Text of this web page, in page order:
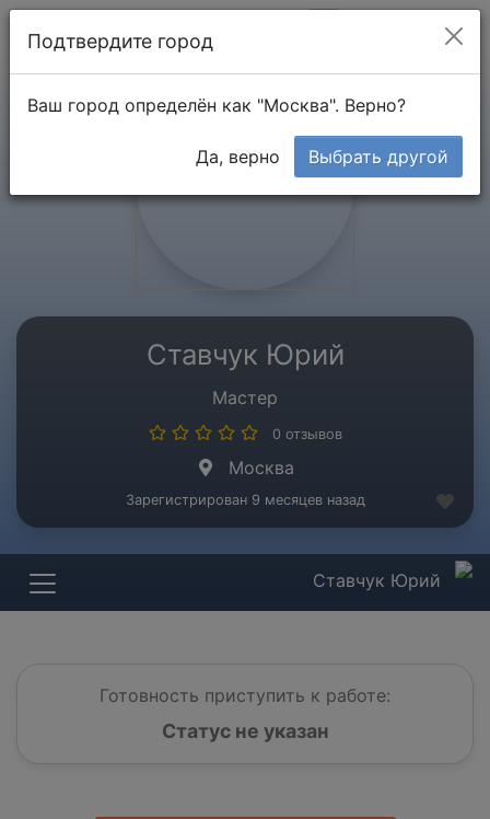
Ставчук Юрий
Мастер
0 отзывов
Москва
Зарегистрирован 9 месяцев назад
Ставчук Юрий
Готовность приступить к работе:
Статус не указан
Подтвердите город
Ваш город определён как "Москва". Верно?
Да, верно Выбрать другой